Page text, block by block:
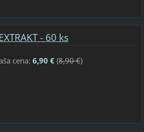
- 60 ks
cena: 6,90 €(8,90 €)